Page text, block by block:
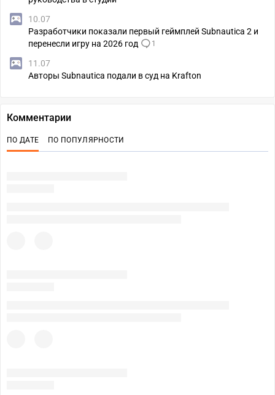
10.07
Разработчики показали первый геймплей Subnautica 2 и
перенесли игру на 2026 год
1
11.07
Авторы Subnautica подали в суд на Krafton
Комментарии
ПО ДАТЕ ПО ПОПУЛЯРНОСТИ